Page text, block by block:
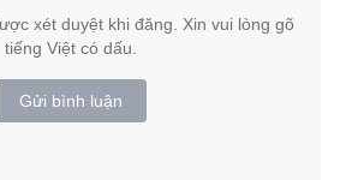
xét duyệt khi đăng. Xin vui lòng gõ
tiếng Việt có dấu.
Gửi bình luận